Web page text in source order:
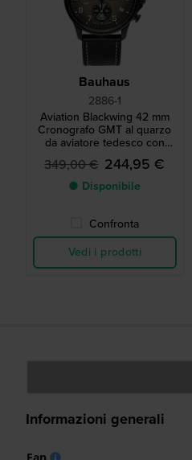
Bauhaus
2886-1
Aviation Blackwing 42 mm
Cronografo GMT al quarzo
da aviatore tedesco con
movimento svizzero
349,00 € 244,95 €
● Disponibile
Confronta
Vedi i prodotti
Informazioni generali